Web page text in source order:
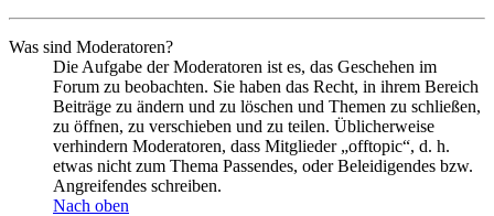
Was sind Moderatoren?
Die Aufgabe der Moderatoren ist es, das Geschehen im
Forum zu beobachten. Sie haben das Recht, in ihrem Bereich
Beiträge zu ändern und zu löschen und Themen zu schließen,
zu öffnen, zu verschieben und zu teilen. Üblicherweise
verhindern Moderatoren, dass Mitglieder „offtopic“, d. h.
etwas nicht zum Thema Passendes, oder Beleidigendes bzw.
Angreifendes schreiben.
Nach oben